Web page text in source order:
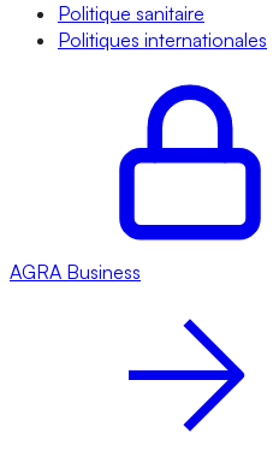
Politique sanitaire
Politiques internationales
AGRA Business